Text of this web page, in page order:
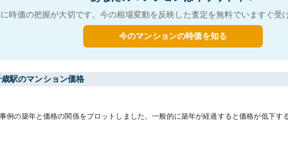
時価の把握が大切です。今の相場変動を反映した査定を無料でいますぐ
今のマンションの時価を知る
駅のマンション価格
例の築年と価格の関係をプロットしました。一般的に築年が経過すると価格が低下す